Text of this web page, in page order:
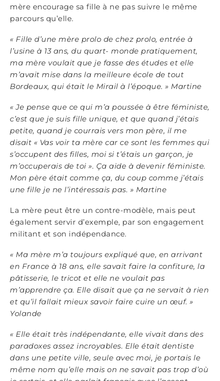
mère encourage sa fille à ne pas suivre le même
parcours qu’elle.
« Fille d’une mère prolo de chez prolo, entrée à
l’usine à 13 ans, du quart- monde pratiquement,
ma mère voulait que je fasse des études et elle
m’avait mise dans la meilleure école de tout
Bordeaux, qui était le Mirail à l’époque. » Martine
« Je pense que ce qui m’a poussée à être féministe,
c’est que je suis fille unique, et que quand j’étais
petite, quand je courrais vers mon père, il me
disait « Vas voir ta mère car ce sont les femmes qui
s’occupent des filles, moi si t’étais un garçon, je
m’occuperais de toi ». Ça aide à devenir féministe.
Mon père était comme ça, du coup comme j’étais
une fille je ne l’intéressais pas. » Martine
La mère peut être un contre-modèle, mais peut
également servir d’exemple, par son engagement
militant et son indépendance.
« Ma mère m’a toujours expliqué que, en arrivant
en France à 18 ans, elle savait faire la confiture, la
pâtisserie, le tricot et elle ne voulait pas
m’apprendre ça. Elle disait que ça ne servait à rien
et qu’il fallait mieux savoir faire cuire un œuf. »
Yolande
« Elle était très indépendante, elle vivait dans des
paradoxes assez incroyables. Elle était dentiste
dans une petite ville, seule avec moi, je portais le
même nom qu’elle mais on ne savait pas trop d’où